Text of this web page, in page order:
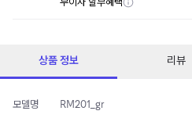
상품 정보 리뷰
모델명 RM201_gr